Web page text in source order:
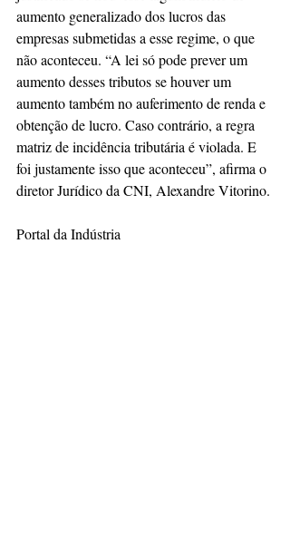
aumento generalizado dos lucros das
empresas submetidas a esse regime, o que
não aconteceu. “A lei só pode prever um
aumento desses tributos se houver um
aumento também no auferimento de renda e
obtenção de lucro. Caso contrário, a regra
matriz de incidência tributária é violada. E
foi justamente isso que aconteceu”, afirma o
diretor Jurídico da CNI, Alexandre Vitorino.
Portal da Indústria